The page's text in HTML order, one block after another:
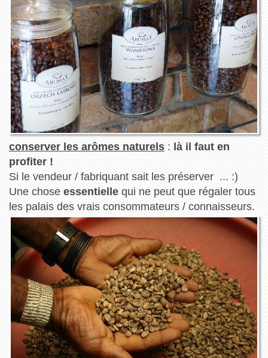
conserver les arômes naturels: là il faut en
profiter !
Si le vendeur / fabriquant sait les préserver ... :)
Une chose essentiellequi ne peut que régaler tous
les palais des vrais consommateurs / connaisseurs.